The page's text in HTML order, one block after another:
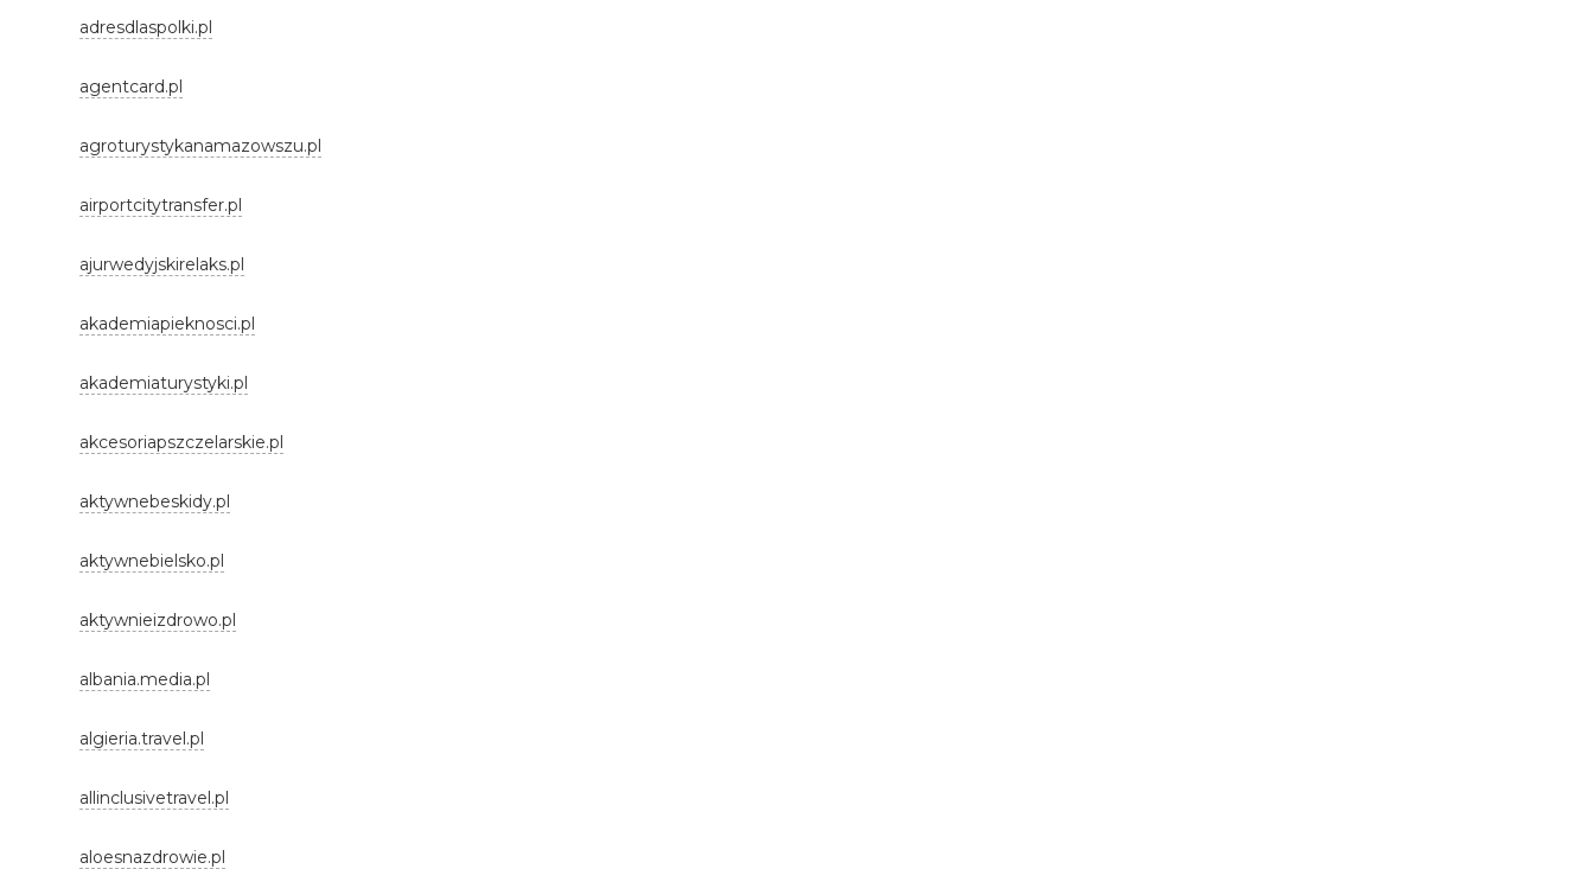
adresdlaspolki.pl
agentcard.pl
agroturystykanamazowszu.pl
airportcitytransfer.pl
ajurwedyjskirelaks.pl
akademiapieknosci.pl
akademiaturystyki.pl
akcesoriapszczelarskie.pl
aktywnebeskidy.pl
aktywnebielsko.pl
aktywnieizdrowo.pl
albania.media.pl
algieria.travel.pl
allinclusivetravel.pl
aloesnazdrowie.pl